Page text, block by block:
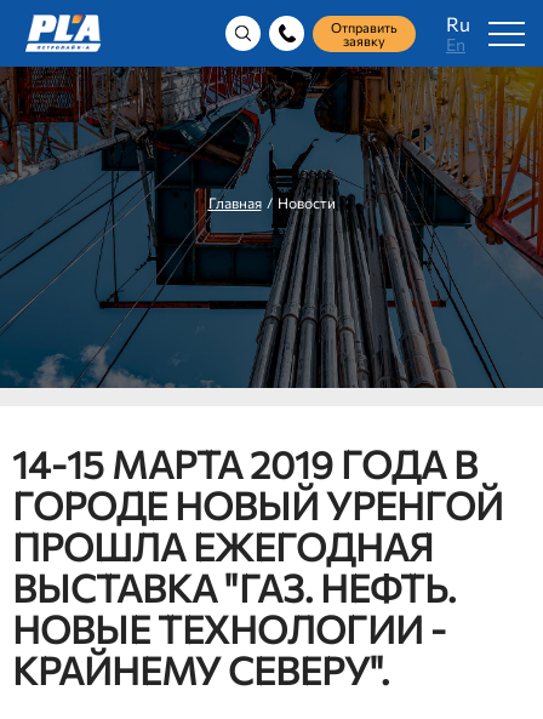
Ru
En
Отправить
заявку
Главная/ Новости
14-15 МАРТА 2019 ГОДА В
ГОРОДЕ НОВЫЙ УРЕНГОЙ
ПРОШЛА ЕЖЕГОДНАЯ
ВЫСТАВКА "ГАЗ. НЕФТЬ.
НОВЫЕ ТЕХНОЛОГИИ -
КРАЙНЕМУ СЕВЕРУ".